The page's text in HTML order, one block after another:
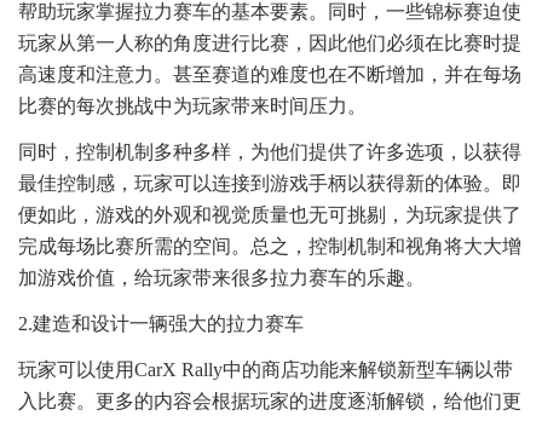
帮助玩家掌握拉力赛车的基本要素。同时，一些锦标赛迫使
玩家从第一人称的角度进行比赛，因此他们必须在比赛时提
高速度和注意力。甚至赛道的难度也在不断增加，并在每场
比赛的每次挑战中为玩家带来时间压力。
同时，控制机制多种多样，为他们提供了许多选项，以获得
最佳控制感，玩家可以连接到游戏手柄以获得新的体验。即
便如此，游戏的外观和视觉质量也无可挑剔，为玩家提供了
完成每场比赛所需的空间。总之，控制机制和视角将大大增
加游戏价值，给玩家带来很多拉力赛车的乐趣。
2.建造和设计一辆强大的拉力赛车
玩家可以使用CarX Rally中的商店功能来解锁新型车辆以带
入比赛。更多的内容会根据玩家的进度逐渐解锁，给他们更